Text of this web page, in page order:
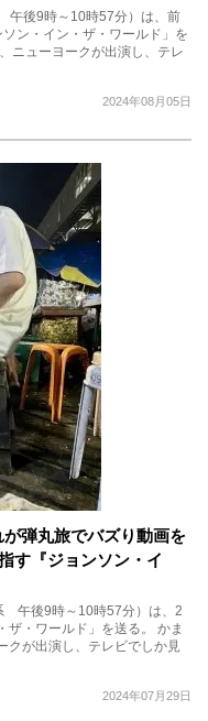
午後9時～10時57分）は、前
ン・イン・ザ・ワールド」を
ニューヨークが出演し、テレ
2024年08月05日
が弾丸旅でバズり動画を
す『ジョンソン・イ
午後9時～10時57分）は、2
ザ・ワールド」を送る。 かま
クが出演し、テレビでしか見
2024年07月29日